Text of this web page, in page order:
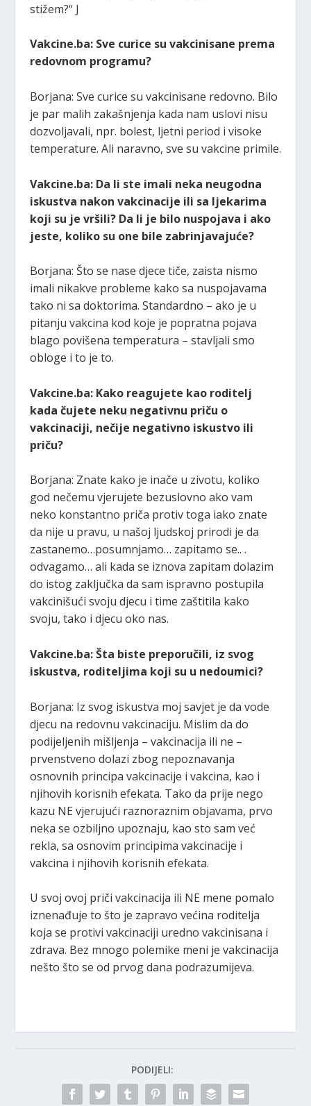
stižem?“ J
Vakcine.ba: Sve curice su vakcinisane prema
redovnom programu?
Borjana: Sve curice su vakcinisane redovno. Bilo
je par malih zakašnjenja kada nam uslovi nisu
dozvoljavali, npr. bolest, ljetni period i visoke
temperature. Ali naravno, sve su vakcine primile.
Vakcine.ba: Da li ste imali neka neugodna
iskustva nakon vakcinacije ili sa ljekarima
koji su je vršili? Da li je bilo nuspojava i ako
jeste, koliko su one bile zabrinjavajuće?
Borjana: Što se nase djece tiče, zaista nismo
imali nikakve probleme kako sa nuspojavama
tako ni sa doktorima. Standardno – ako je u
pitanju vakcina kod koje je popratna pojava
blago povišena temperatura – stavljali smo
obloge i to je to.
Vakcine.ba: Kako reagujete kao roditelj
kada čujete neku negativnu priču o
vakcinaciji, nečije negativno iskustvo ili
priču?
Borjana: Znate kako je inače u zivotu, koliko
god nečemu vjerujete bezuslovno ako vam
neko konstantno priča protiv toga iako znate
da nije u pravu, u našoj ljudskoj prirodi je da
zastanemo…posumnjamo… zapitamo se.. .
odvagamo… ali kada se iznova zapitam dolazim
do istog zaključka da sam ispravno postupila
vakcinišući svoju djecu i time zaštitila kako
svoju, tako i djecu oko nas.
Vakcine.ba: Šta biste preporučili, iz svog
iskustva, roditeljima koji su u nedoumici?
Borjana: Iz svog iskustva moj savjet je da vode
djecu na redovnu vakcinaciju. Mislim da do
podijeljenih mišljenja – vakcinacija ili ne –
prvenstveno dolazi zbog nepoznavanja
osnovnih principa vakcinacije i vakcina, kao i
njihovih korisnih efekata. Tako da prije nego
kazu NE vjerujući raznoraznim objavama, prvo
neka se ozbiljno upoznaju, kao sto sam već
rekla, sa osnovim principima vakcinacije i
vakcina i njihovih korisnih efekata.
U svoj ovoj priči vakcinacija ili NE mene pomalo
iznenađuje to što je zapravo većina roditelja
koja se protivi vakcinaciji uredno vakcinisana i
zdrava. Bez mnogo polemike meni je vakcinacija
nešto što se od prvog dana podrazumijeva.
PODIJELI: